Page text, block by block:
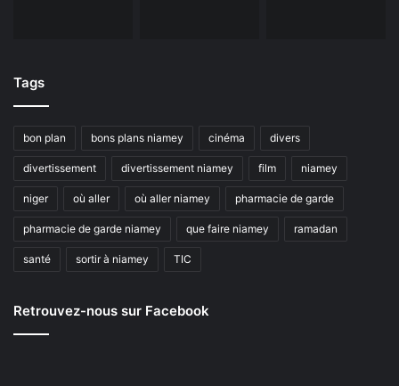
Tags
bon plan bons plans niamey cinéma divers
divertissement divertissement niamey film niamey
niger où aller où aller niamey pharmacie de garde
pharmacie de garde niamey que faire niamey ramadan
santé sortir à niamey TIC
Retrouvez-nous sur Facebook